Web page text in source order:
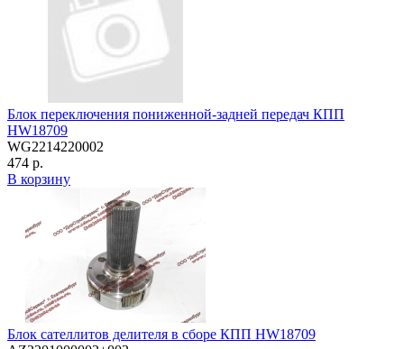
Блок переключения пониженной-задней передач КПП
HW18709
WG2214220002
474 р.
В корзину
Блок сателлитов делителя в сборе КПП HW18709